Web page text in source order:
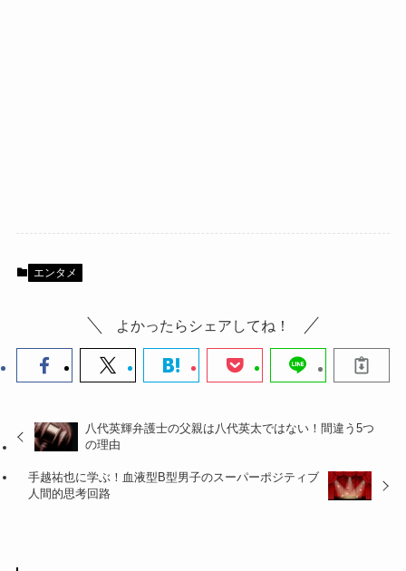
エンタメ
よかったらシェアしてね！
八代英輝弁護士の父親は八代英太ではない！間違う5つ
の理由
手越祐也に学ぶ！血液型B型男子のスーパーポジティブ
人間的思考回路